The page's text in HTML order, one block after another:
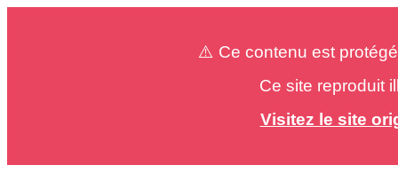
⚠️ Ce contenu est
Ce site reproduit
Visitez le site